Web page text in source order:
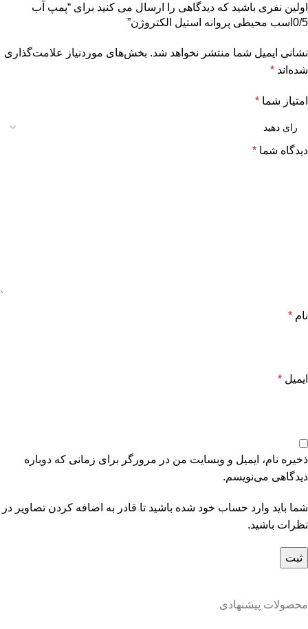
اولین نفری باشید که دیدگاهی را ارسال می کنید برای “پمپ آب
0/5اسب محیطی پروانه استیل الکتروژن”
نشانی ایمیل شما منتشر نخواهد شد. بخش‌های موردنیاز علامت‌گذاری
شده‌اند *
امتیاز شما *
دیدگاه شما *
نام *
ایمیل *
ذخیره نام، ایمیل و وبسایت من در مرورگر برای زمانی که دوباره
دیدگاهی می‌نویسم.
شما باید وارد حساب خود شده باشید تا قادر به اضافه کردن تصاویر در
نظرات باشید.
محصولات پیشنهادی